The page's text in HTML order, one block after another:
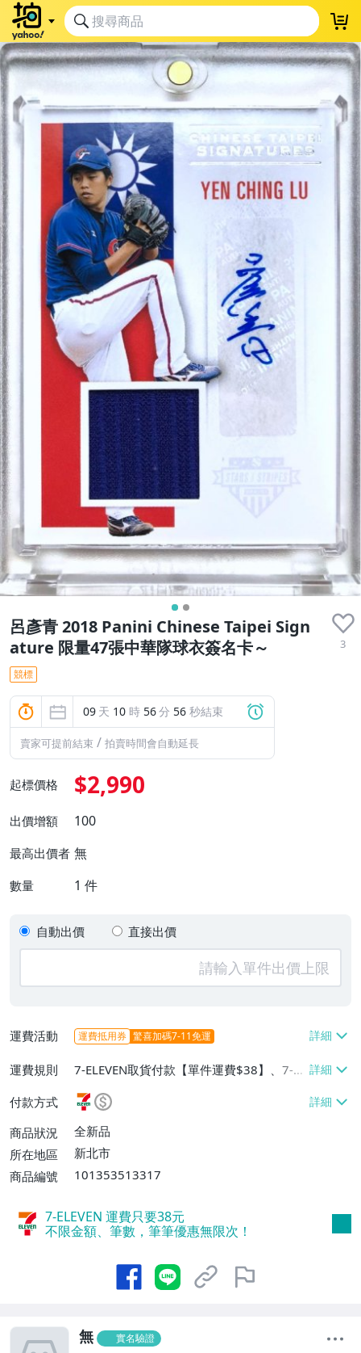
呂彥青 2018 Panini Chinese Taipei Sign
ature 限量47張中華隊球衣簽名卡～
3
競標
09 天 10 時 56分 55 秒結束
賣家可提前結束 / 拍賣時間會自動延長
起標價格 $2,990
出價增額 100
最高出價者 無
數量 1 件
自動出價 直接出價
運費活動 運費抵用券 驚喜加碼7-11免運
運費規則
7-ELEVEN取貨付款【單件運費$38】、7-EL
EVEN取貨不付款【單件運費$38】、郵局掛
號【單件運費$60、滿20件或消費滿$5000
0免運費】
付款方式
商品狀況
全新品
所在地區
新北市
商品編號
101353513317
7-ELEVEN 運費只要38元
不限金額、筆數，筆筆優惠無限次！
無 實名驗證